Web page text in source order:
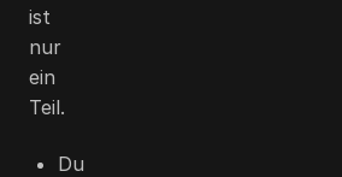
ist
nur
ein
Teil.
Du